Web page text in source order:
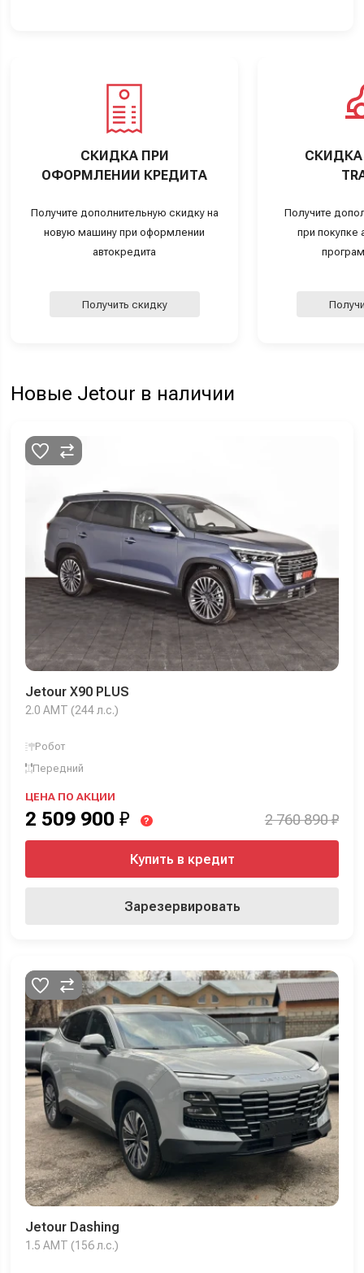
СКИДКА ПРИ
ОФОРМЛЕНИИ КРЕДИТА
Получите дополнительную скидку на
новую машину при оформлении
автокредита
Получить скидку
СКИДКА
Получите
при покупке
Новые Jetour в наличии
Jetour X90 PLUS
2.0 AMT (244 л.с.)
Робот
Передний
ЦЕНА ПО АКЦИИ
2 509 900 ₽ ? 2 760 890 ₽
Купить в кредит
Зарезервировать
Jetour Dashing
1.5 AMT (156 л.с.)